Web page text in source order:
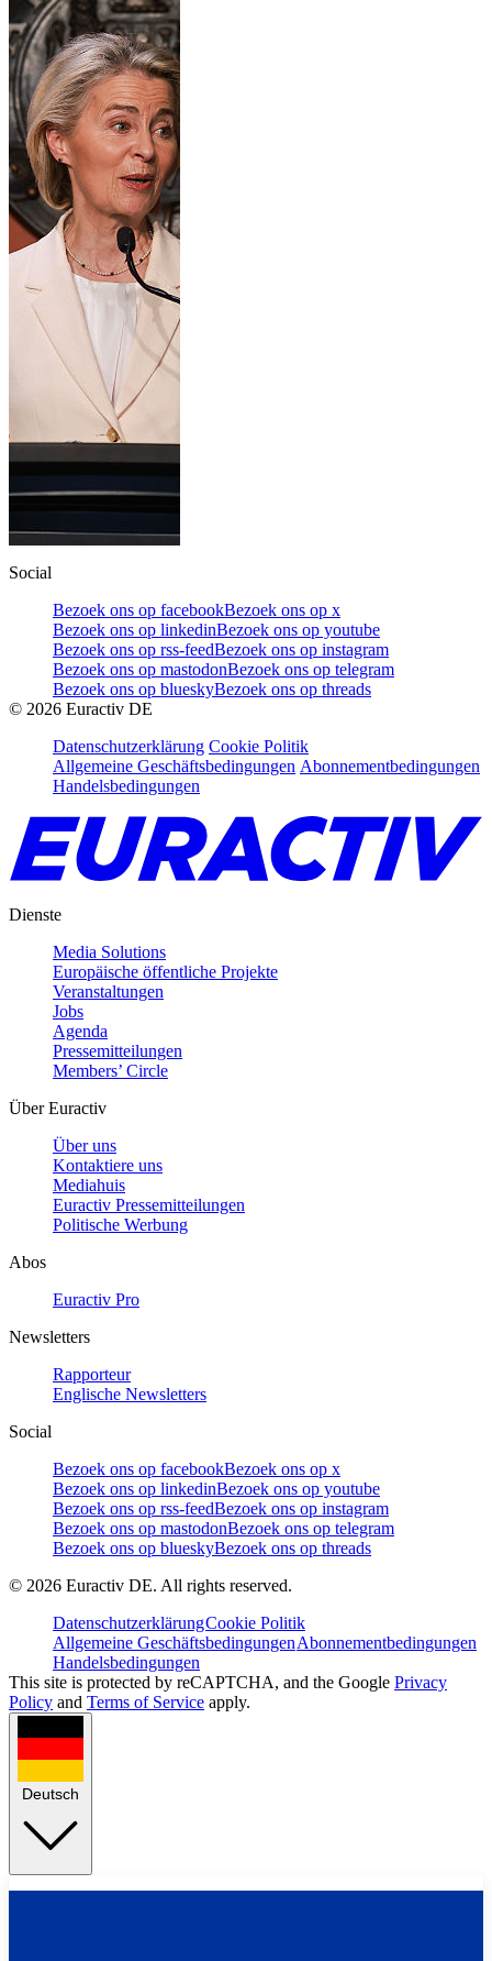
Social
Bezoek ons op facebookBezoek ons op x
Bezoek ons op linkedinBezoek ons op youtube
Bezoek ons op rss-feedBezoek ons op instagram
Bezoek ons op mastodonBezoek ons op telegram
Bezoek ons op blueskyBezoek ons op threads
© 2026 Euractiv DE
Datenschutzerklärung Cookie Politik
Allgemeine Geschäftsbedingungen Abonnementbedingungen
Handelsbedingungen
Dienste
Media Solutions
Europäische öffentliche Projekte
Veranstaltungen
Jobs
Agenda
Pressemitteilungen
Members’ Circle
Über Euractiv
Über uns
Kontaktiere uns
Mediahuis
Euractiv Pressemitteilungen
Politische Werbung
Abos
Euractiv Pro
Newsletters
Rapporteur
Englische Newsletters
Social
Bezoek ons op facebookBezoek ons op x
Bezoek ons op linkedinBezoek ons op youtube
Bezoek ons op rss-feedBezoek ons op instagram
Bezoek ons op mastodonBezoek ons op telegram
Bezoek ons op blueskyBezoek ons op threads
© 2026 Euractiv DE. All rights reserved.
DatenschutzerklärungCookie Politik
Allgemeine GeschäftsbedingungenAbonnementbedingungen
Handelsbedingungen
This site is protected by reCAPTCHA, and the Google Privacy
Policy and Terms of Service apply.
Deutsch